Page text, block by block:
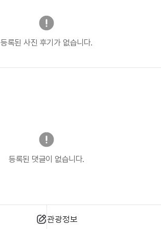
등록된 사진 후기가 없습니다.
등록된 댓글이 없습니다.
관광정보